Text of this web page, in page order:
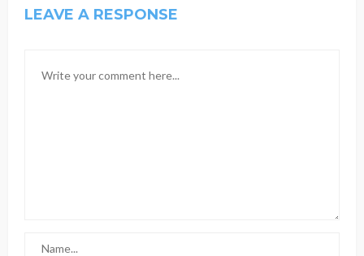
LEAVE A RESPONSE